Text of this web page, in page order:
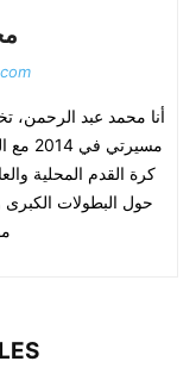
أنا محمد عبد
كرة القدم المحلية
حول البطولات الكبرى